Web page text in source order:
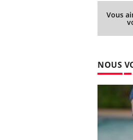
Vous
NOUS